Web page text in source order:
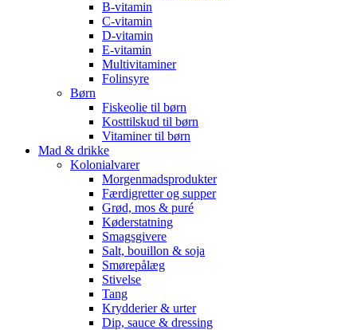
B-vitamin
C-vitamin
D-vitamin
E-vitamin
Multivitaminer
Folinsyre
Børn
Fiskeolie til børn
Kosttilskud til børn
Vitaminer til børn
Mad & drikke
Kolonialvarer
Morgenmadsprodukter
Færdigretter og supper
Grød, mos & puré
Køderstatning
Smagsgivere
Salt, bouillon & soja
Smørepålæg
Stivelse
Tang
Krydderier & urter
Dip, sauce & dressing